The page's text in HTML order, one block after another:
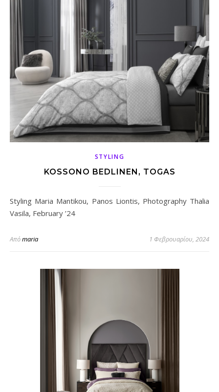
STYLING
KOSSONO BEDLINEN, TOGAS
Styling Maria Mantikou, Panos Liontis, Photography Thalia
Vasila, February ’24
Απόmaria 1 Φεβρουαρίου, 2024